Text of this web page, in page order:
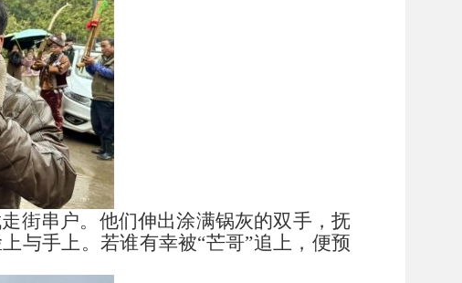
街串户。他们伸出涂满锅灰的双手，抚
与手上。若谁有幸被“芒哥”追上，便预